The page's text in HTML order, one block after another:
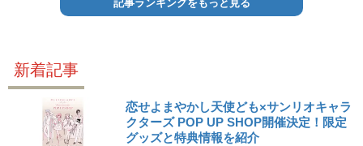
記事ランキングをもっと見る
新着記事
恋せよまやかし天使ども×サンリオキャラ
クターズ POP UP SHOP開催決定！限定
グッズと特典情報を紹介